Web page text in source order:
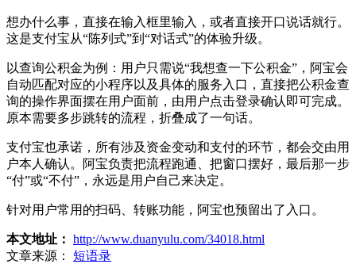
想办什么事，直接在输入框里输入，或者直接开口说话就行。
这是支付宝从“陈列式”到“对话式”的体验升级。
以查询公积金为例：用户只需说“我想查一下公积金”，阿宝会
自动匹配对应的小程序以及具体的服务入口，直接把公积金查
询的操作界面摆在用户面前，由用户点击登录确认即可完成。
原本需要多步跳转的流程，折叠成了一句话。
支付宝也承诺，所有涉及资金变动和支付的环节，都会交由用
户本人确认。阿宝负责把流程跑通、把窗口摆好，最后那一步
“付”或“不付”，永远是用户自己来决定。
针对用户常用的扫码、转账功能，阿宝也预留出了入口。
本文地址： http://www.duanyulu.com/34018.html
文章来源：
短语录